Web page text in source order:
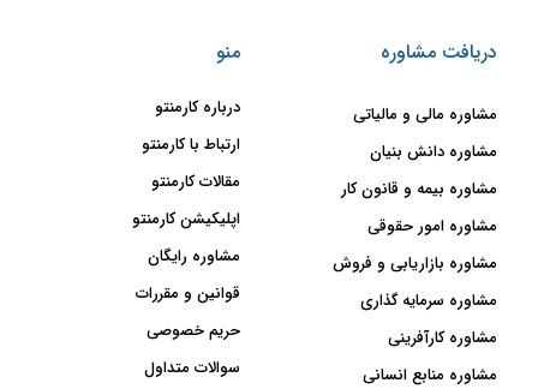
دریافت مشاوره
مشاوره مالی و مالیاتی
مشاوره دانش بنیان
مشاوره بیمه و قانون کار
مشاوره امور حقوقی
مشاوره بازاریابی و فروش
مشاوره سرمایه گذاری
مشاوره کارآفرینی
مشاوره منابع انسانی
منو
درباره کارمنتو
ارتباط با کارمنتو
مقالات کارمنتو
اپلیکیشن کارمنتو
مشاوره رایگان
قوانین و مقررات
حریم خصوصی
سوالات متداول